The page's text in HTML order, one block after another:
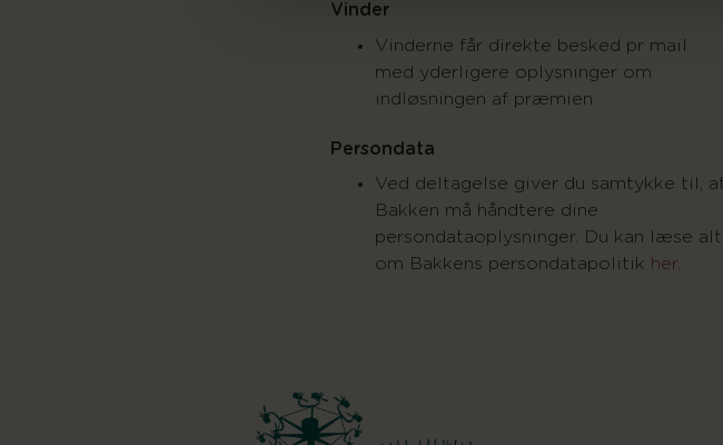
Vinder
Vinderne får direkte besked pr mail
med yderligere oplysninger om
indløsningen af præmien
Persondata
Ved deltagelse giver du samtykke til,
Bakken må håndtere dine
persondataoplysninger. Du kan læse alt
om Bakkens persondatapolitik her.